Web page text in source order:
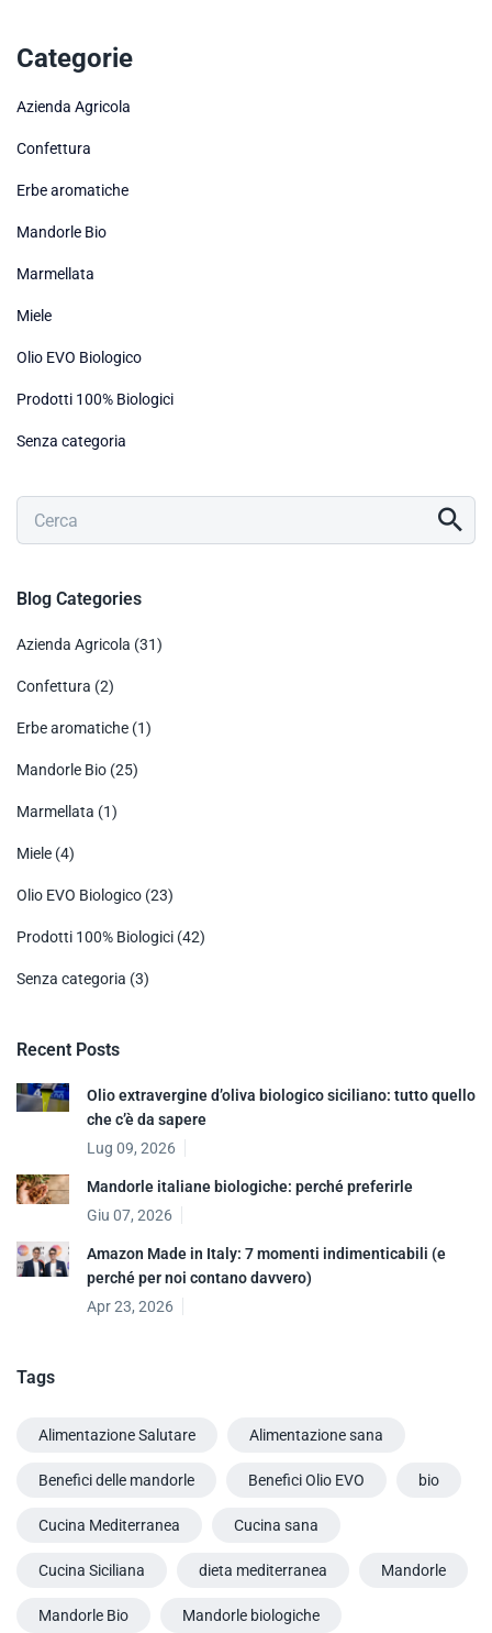
Categorie
Azienda Agricola
Confettura
Erbe aromatiche
Mandorle Bio
Marmellata
Miele
Olio EVO Biologico
Prodotti 100% Biologici
Senza categoria
Blog Categories
Azienda Agricola (31)
Confettura (2)
Erbe aromatiche (1)
Mandorle Bio (25)
Marmellata (1)
Miele (4)
Olio EVO Biologico (23)
Prodotti 100% Biologici (42)
Senza categoria (3)
Recent Posts
Olio extravergine d’oliva biologico siciliano: tutto quello
che c’è da sapere
Lug 09, 2026
Mandorle italiane biologiche: perché preferirle
Giu 07, 2026
Amazon Made in Italy: 7 momenti indimenticabili (e
perché per noi contano davvero)
Apr 23, 2026
Tags
Alimentazione Salutare Alimentazione sana
Benefici delle mandorle Benefici Olio EVO bio
Cucina Mediterranea Cucina sana
Cucina Siciliana dieta mediterranea Mandorle
Mandorle Bio Mandorle biologiche